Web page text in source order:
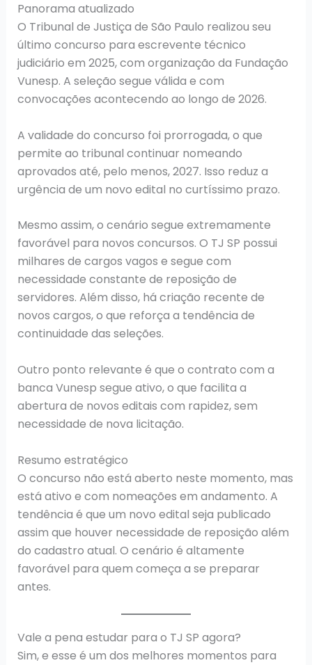
Panorama atualizado
O Tribunal de Justiça de São Paulo realizou seu
último concurso para escrevente técnico
judiciário em 2025, com organização da Fundação
Vunesp. A seleção segue válida e com
convocações acontecendo ao longo de 2026.
A validade do concurso foi prorrogada, o que
permite ao tribunal continuar nomeando
aprovados até, pelo menos, 2027. Isso reduz a
urgência de um novo edital no curtíssimo prazo.
Mesmo assim, o cenário segue extremamente
favorável para novos concursos. O TJ SP possui
milhares de cargos vagos e segue com
necessidade constante de reposição de
servidores. Além disso, há criação recente de
novos cargos, o que reforça a tendência de
continuidade das seleções.
Outro ponto relevante é que o contrato com a
banca Vunesp segue ativo, o que facilita a
abertura de novos editais com rapidez, sem
necessidade de nova licitação.
Resumo estratégico
O concurso não está aberto neste momento, mas
está ativo e com nomeações em andamento. A
tendência é que um novo edital seja publicado
assim que houver necessidade de reposição além
do cadastro atual. O cenário é altamente
favorável para quem começa a se preparar
antes.
Vale a pena estudar para o TJ SP agora?
Sim, e esse é um dos melhores momentos para